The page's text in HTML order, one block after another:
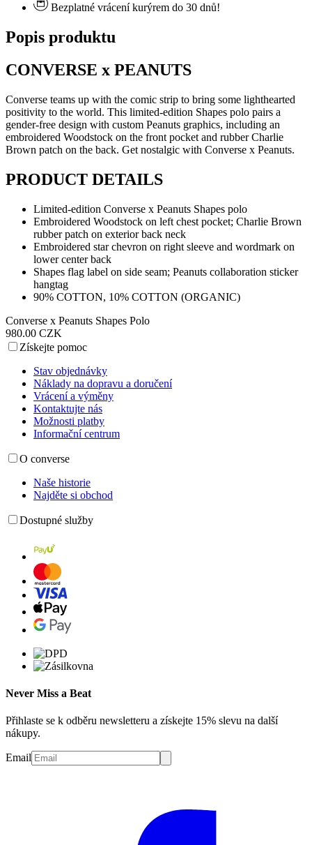
Bezplatné vrácení kurýrem do 30 dnů!
Popis produktu
CONVERSE x PEANUTS
Converse teams up with the comic strip to bring some lighthearted
positivity to the world. This limited-edition Shapes polo pairs a
gender-free design with custom Peanuts graphics, including an
embroidered Woodstock on the front pocket and rubber Charlie
Brown patch on the back. Get nostalgic with Converse x Peanuts.
PRODUCT DETAILS
Limited-edition Converse x Peanuts Shapes polo
Embroidered Woodstock on left chest pocket; Charlie Brown
rubber patch on exterior back neck
Embroidered star chevron on right sleeve and wordmark on
lower center back
Shapes flag label on side seam; Peanuts collaboration sticker
hangtag
90% COTTON, 10% COTTON (ORGANIC)
Converse x Peanuts Shapes Polo
980.00 CZK
Získejte pomoc
Stav objednávky
Náklady na dopravu a doručení
Vrácení a výměny
Kontaktujte nás
Možnosti platby
Informační centrum
O converse
Naše historie
Najděte si obchod
Dostupné služby
Never Miss a Beat
Přihlaste se k odběru newsletteru a získejte 15% slevu na další
nákupy.
Email